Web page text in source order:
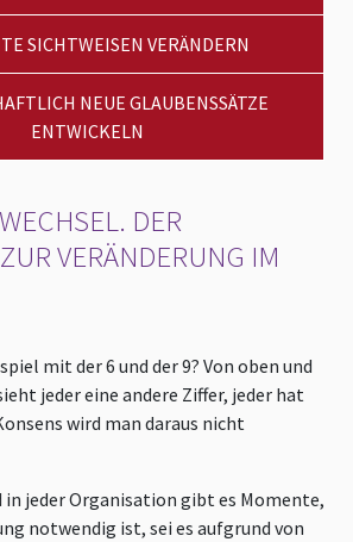
SICHTWEISEN VERÄNDERN
NEUE GLAUBENSSÄTZE
ENTWICKELN
DER
VERÄNDERUNG IM
mit der 6 und der 9? Von oben und
jeder eine andere Ziffer, jeder hat
wird man daraus nicht
in jeder Organisation gibt es Momente,
notwendig ist, sei es aufgrund von